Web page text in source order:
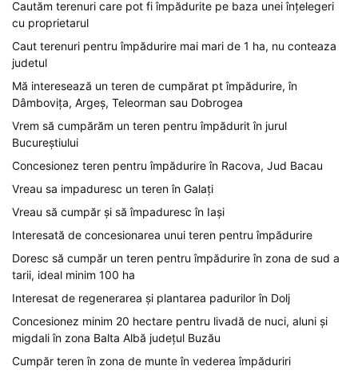
Cautăm terenuri care pot fi împădurite pe baza unei înțelegeri
cu proprietarul
Caut terenuri pentru împădurire mai mari de 1 ha, nu conteaza
judetul
Mă interesează un teren de cumpărat pt împădurire, în
Dâmbovița, Argeș, Teleorman sau Dobrogea
Vrem să cumpărăm un teren pentru împădurit în jurul
Bucureștiului
Concesionez teren pentru împădurire în Racova, Jud Bacau
Vreau sa impaduresc un teren în Galați
Vreau să cumpăr și să împaduresc în Iași
Interesată de concesionarea unui teren pentru împădurire
Doresc să cumpăr un teren pentru împădurire în zona de sud a
tarii, ideal minim 100 ha
Interesat de regenerarea și plantarea padurilor în Dolj
Concesionez minim 20 hectare pentru livadă de nuci, aluni și
migdali în zona Balta Albă județul Buzău
Cumpăr teren în zona de munte în vederea împăduriri